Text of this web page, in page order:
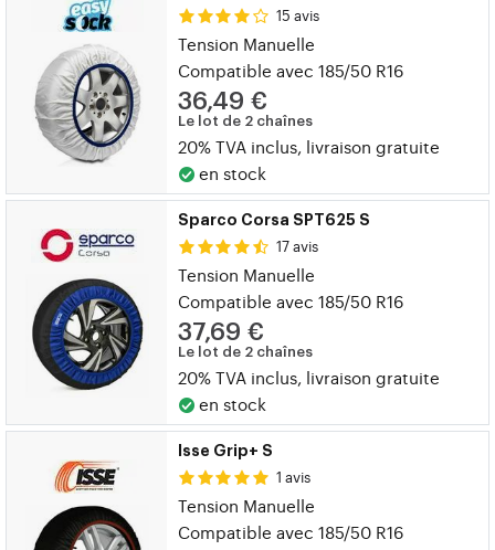
15 avis
Tension Manuelle
Compatible avec 185/50 R16
36,49 €
Le lot de 2 chaînes
20% TVA inclus, livraison gratuite
en stock
Sparco Corsa SPT625 S
17 avis
Tension Manuelle
Compatible avec 185/50 R16
37,69 €
Le lot de 2 chaînes
20% TVA inclus, livraison gratuite
en stock
Isse Grip+ S
1 avis
Tension Manuelle
Compatible avec 185/50 R16